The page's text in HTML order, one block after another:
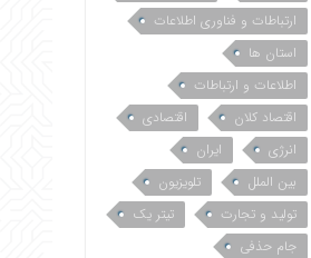
ارتباطات و فناوری اطلاعات
استان ها
اطلاعات و ارتباطات
اقتصاد کلان
اقتصادی
انرژی
ایران
بین الملل
تلویزیون
تولید و تجارت
تیتر یک
جام حذفی